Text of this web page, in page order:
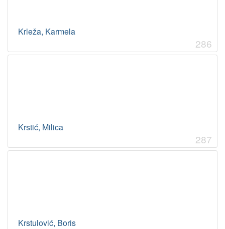
Krleža, Karmela
286
Krstić, Milica
287
Krstulović, Boris